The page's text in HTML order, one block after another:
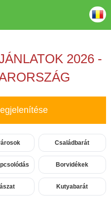
2026 -
Családbarát
Borvidékek
Kutyabarát